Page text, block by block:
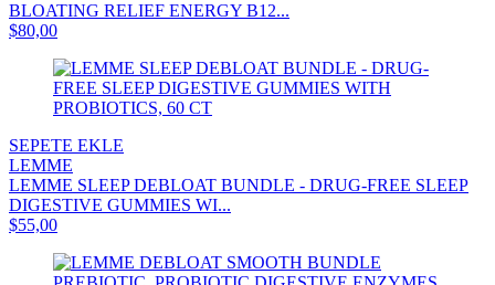
BLOATING RELIEF ENERGY B12...
$80,00
SEPETE EKLE
LEMME
LEMME SLEEP DEBLOAT BUNDLE - DRUG-FREE SLEEP
DIGESTIVE GUMMIES WI...
$55,00